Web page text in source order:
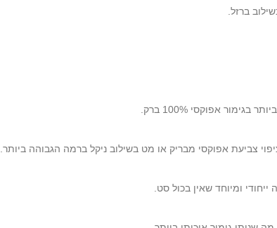
ברזל.
אפוקסי 100% ברק.
צביעת אפוקסי מבריק או מט בשילוב ניקל ברמה הגבוהה ביותר.
ומיוחד שאין בכול סט.